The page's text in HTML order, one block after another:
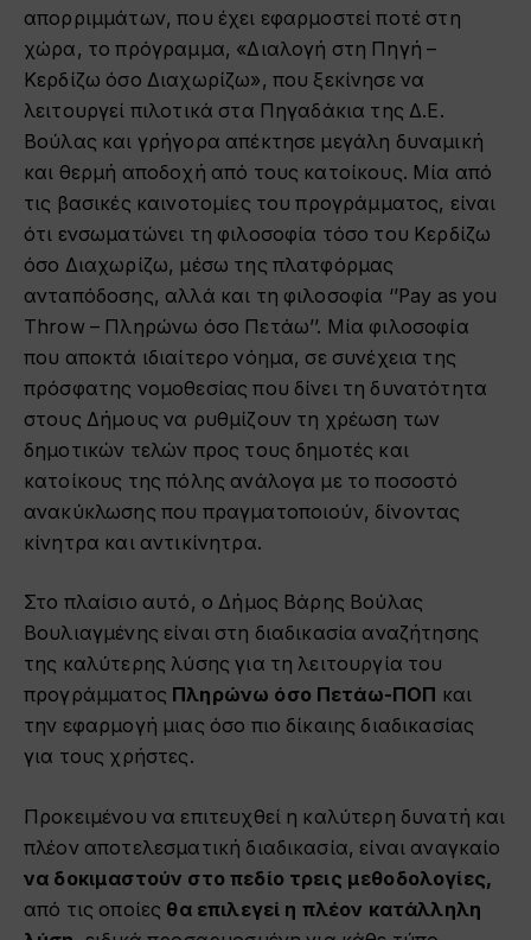
απορριμμάτων, που έχει εφαρμοστεί ποτέ στη
χώρα, το πρόγραμμα, «Διαλογή στη Πηγή –
Κερδίζω όσο Διαχωρίζω», που ξεκίνησε να
λειτουργεί πιλοτικά στα Πηγαδάκια της Δ.Ε.
Βούλας και γρήγορα απέκτησε μεγάλη δυναμική
και θερμή αποδοχή από τους κατοίκους. Μία από
τις βασικές καινοτομίες του προγράμματος, είναι
ότι ενσωματώνει τη φιλοσοφία τόσο του Κερδίζω
όσο Διαχωρίζω, μέσω της πλατφόρμας
ανταπόδοσης, αλλά και τη φιλοσοφία ‘’Pay as you
Throw – Πληρώνω όσο Πετάω’’. Μία φιλοσοφία
που αποκτά ιδιαίτερο νόημα, σε συνέχεια της
πρόσφατης νομοθεσίας που δίνει τη δυνατότητα
στους Δήμους να ρυθμίζουν τη χρέωση των
δημοτικών τελών προς τους δημοτές και
κατοίκους της πόλης ανάλογα με το ποσοστό
ανακύκλωσης που πραγματοποιούν, δίνοντας
κίνητρα και αντικίνητρα.
Στο πλαίσιο αυτό, ο Δήμος Βάρης Βούλας
Βουλιαγμένης είναι στη διαδικασία αναζήτησης
της καλύτερης λύσης για τη λειτουργία του
προγράμματος Πληρώνω όσο Πετάω-ΠΟΠ και
την εφαρμογή μιας όσο πιο δίκαιης διαδικασίας
για τους χρήστες.
Προκειμένου να επιτευχθεί η καλύτερη δυνατή και
πλέον αποτελεσματική διαδικασία, είναι αναγκαίο
να δοκιμαστούν στο πεδίο τρεις μεθοδολογίες,
από τις οποίες θα επιλεγεί η πλέον κατάλληλη